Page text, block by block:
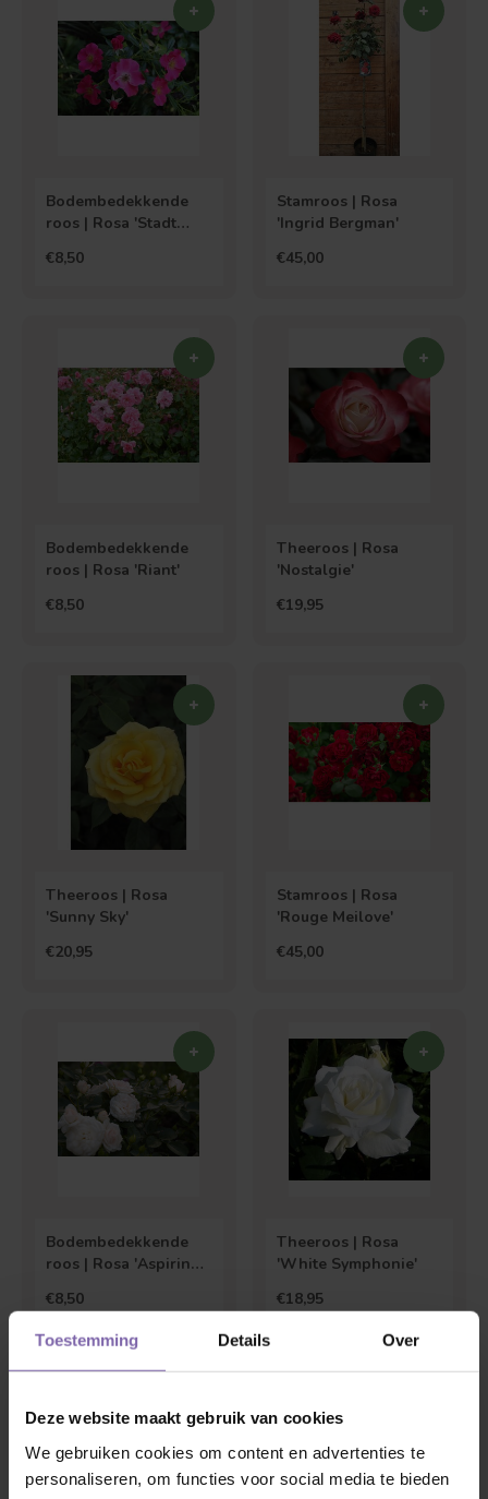
Toestemming Details Over
Deze website maakt gebruik van cookies
We gebruiken cookies om content en advertenties te
personaliseren, om functies voor social media te bieden
Bodembedekkende
roos | Rosa 'Stadt
€8,50
Stamroos | Rosa
'Ingrid Bergman'
€45,00
Bodembedekkende
roos | Rosa 'Riant'
€8,50
Theeroos | Rosa
'Nostalgie'
€19,95
Theeroos | Rosa
'Sunny Sky'
€20,95
Stamroos | Rosa
'Rouge Meilove'
€45,00
Bodembedekkende
roos | Rosa 'Aspirin
€8,50
Theeroos | Rosa
'White Symphonie'
€18,95